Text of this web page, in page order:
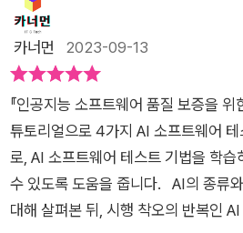
TER 4 메타모픽 테스트 기법
트 기법CHAPTER 6 최대 안전 반경
커버리지 검증 기법으로 구성되었다
있다.머신러닝은 대량의 데이터에 통
에 숨겨진 특징을 찾아내는 기술이다.
옳다고 보증할 수 없으므로AI 소프트
HAPTER 1 AI의 이해 에서는AI, 즉
로 분류된다.현재 AI는 약한 AI로, 규
카너먼 2023-09-13
『인공지능 소프트웨어 품질 보증을 위
튜토리얼으로 4가지 AI 소프트웨어
로, AI 소프트웨어 테스트 기법을 학
수 있도록 도움을 줍니다. AI의 종류
대해 살펴본 뒤, 시행 착오의 반복인